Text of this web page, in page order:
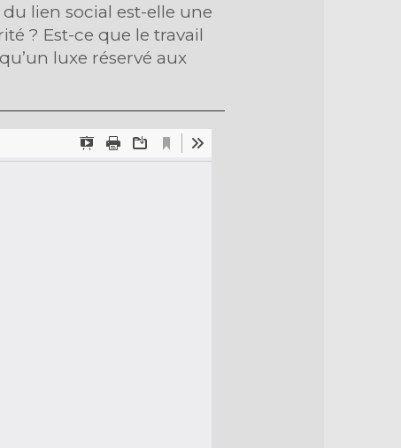
lien social est-elle une
? Est-ce que le travail
luxe réservé aux